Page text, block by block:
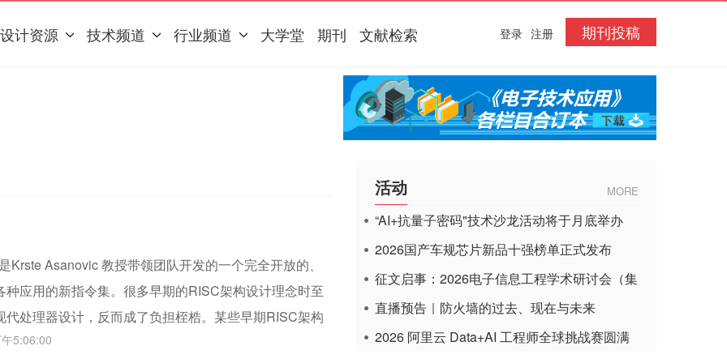
设计资源 技术频道 行业频道 大学堂 期刊 文献检索 期刊投稿
登录 注册
Krste Asanovic 教授带领团队开发的一个完全开放的、
种应用的新指令集。很多早期的RISC架构设计理念时至
代处理器设计，反而成了负担桎梏。某些早期RISC架构
得高性能处理器的硬件设计束手束脚；另一方面又使得
5:06:00
活动 MORE
“AI+抗量子密码"技术沙龙活动将于月底举办
2026国产车规芯片新品十强榜单正式发布
征文启事：2026电子信息工程学术研讨会（集
成电路应用杂志）
直播预告｜防火墙的过去、现在与未来
2026 阿里云 Data+AI 工程师全球挑战赛圆满